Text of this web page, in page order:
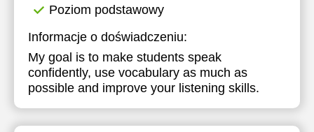
Poziom podstawowy
Informacje o doświadczeniu:
My goal is to make students speak
confidently, use vocabulary as much as
possible and improve your listening skills.